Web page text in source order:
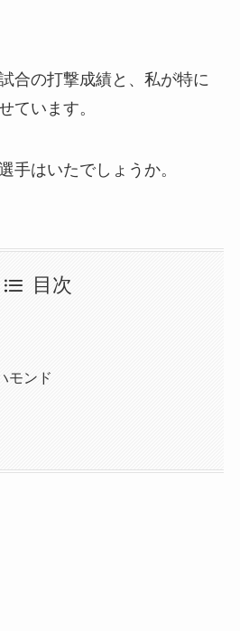
合の打撃成績と、私が特に
ています。
手はいたでしょうか。
目次
モンド